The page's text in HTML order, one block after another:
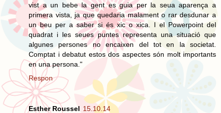
vist a un bebe la gent es guia per la seua aparença a
primera vista, ja que quedaria malament o rar desdunar a
un beu per a saber si és xic o xica. I el Powerpoint del
quadrat i les seues puntes representa una situació que
algunes persones no encaixen del tot en la societat.
Comptat i debatut estos dos aspectes són molt importants
en una persona."
Respon
Esther Roussel 15.10.14